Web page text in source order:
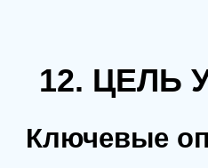
12. ЦЕЛЬ
Ключевые